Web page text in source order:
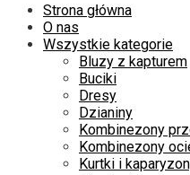
Skip
content
Strona główna
O nas
Wszystkie kategorie
Bluzy z kapturem
Buciki
Dresy
Dzianiny
Kombinezony
Kombinezony
Kurtki i